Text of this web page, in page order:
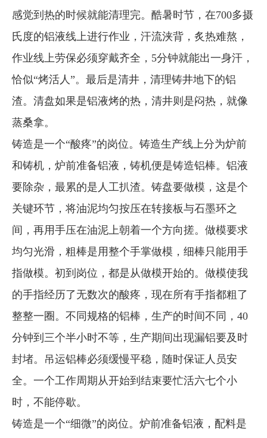
感觉到热的时候就能清理完。酷暑时节，在700多摄
氏度的铝液线上进行作业，汗流浃背，炙热难熬，
作业线上劳保必须穿戴齐全，5分钟就能出一身汗，
恰似“烤活人”。最后是清井，清理铸井地下的铝
渣。清盘如果是铝液烤的热，清井则是闷热，就像
蒸桑拿。
铸造是一个“酸疼”的岗位。铸造生产线上分为炉前
和铸机，炉前准备铝液，铸机便是铸造铝棒。铝液
要除杂，最累的是人工扒渣。铸盘要做模，这是个
关键环节，将油泥均匀按压在转接板与石墨环之
间，再用手压在油泥上朝着一个方向搓。做模要求
均匀光滑，粗棒是用整个手掌做模，细棒只能用手
指做模。初到岗位，都是从做模开始的。做模使我
的手指经历了无数次的酸疼，现在所有手指都粗了
整整一圈。不同规格的铝棒，生产的时间不同，40
分钟到三个半小时不等，生产期间出现漏铝要及时
封堵。吊运铝棒必须缓慢平稳，随时保证人员安
全。一个工作周期从开始到结束要忙活六七个小
时，不能停歇。
铸造是一个“细微”的岗位。炉前准备铝液，配料是